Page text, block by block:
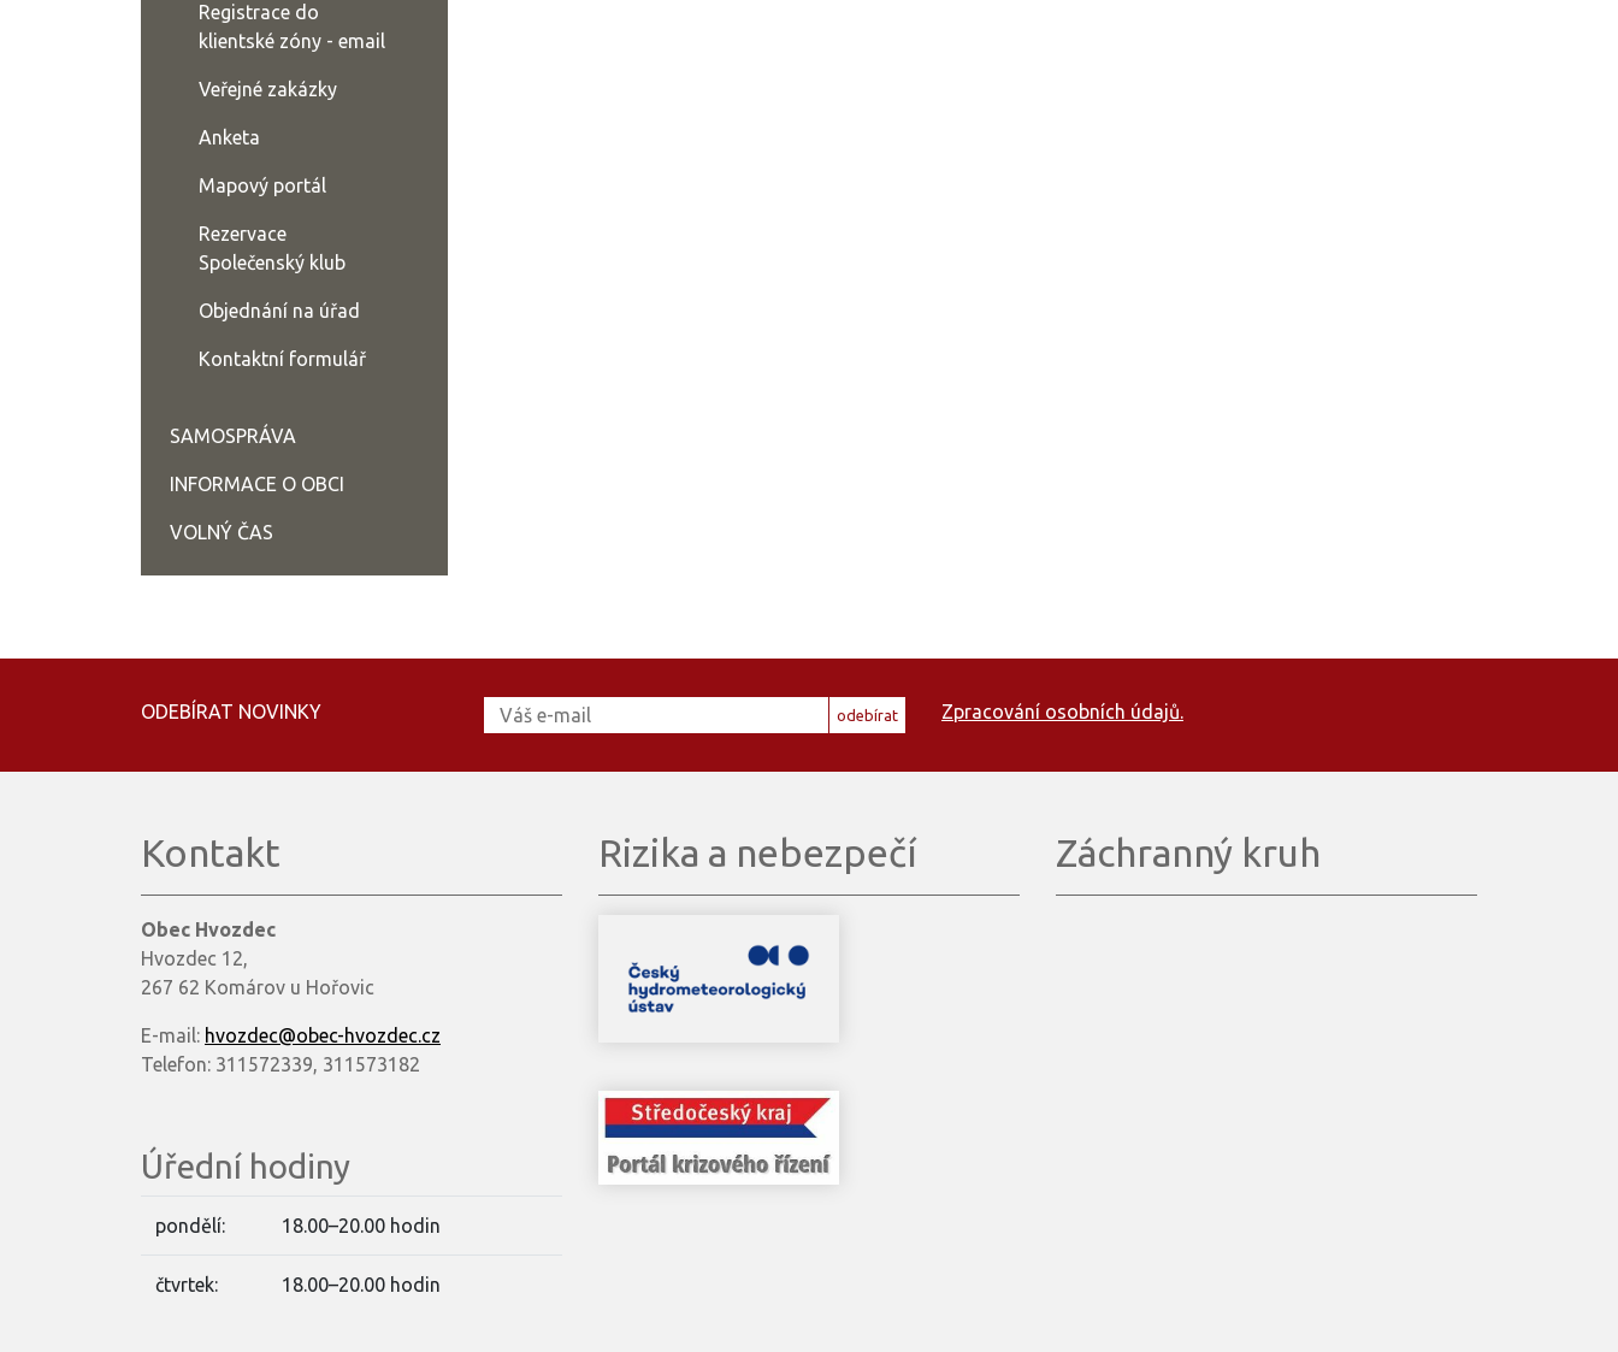
Registrace do
klientské zóny - email
Veřejné zakázky
Anketa
Mapový portál
Rezervace
Společenský klub
Objednání na úřad
Kontaktní formulář
SAMOSPRÁVA
INFORMACE O OBCI
VOLNÝ ČAS
ODEBÍRAT NOVINKY odebírat Zpracování osobních údajů.
Kontakt
Obec Hvozdec
Hvozdec 12,
267 62 Komárov u Hořovic
E-mail: hvozdec@obec-hvozdec.cz
Telefon: 311572339, 311573182
Úřední hodiny
pondělí: 18.00–20.00 hodin
čtvrtek: 18.00–20.00 hodin
Rizika a nebezpečí Záchranný kruh